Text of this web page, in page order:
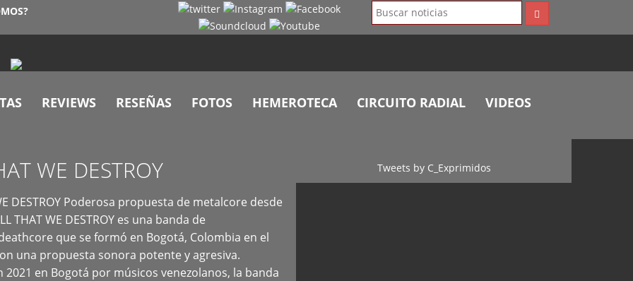
REVIEWS RESEÑAS FOTOS HEMEROTECA CIRCUITO RADIAL VIDEOS
WE DESTROY
DESTROY Poderosa propuesta de metalcore desde
THAT WE DESTROY es una banda de
que se formó en Bogotá, Colombia en el
una propuesta sonora potente y agresiva.
2021 en Bogotá por músicos venezolanos, la banda
Tweets by C_Exprimidos